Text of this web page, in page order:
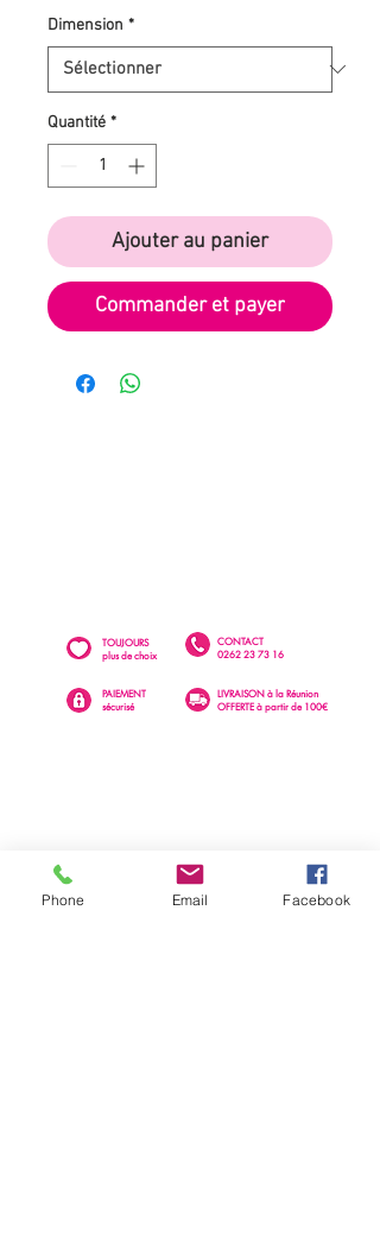
Dimension *
Quantité *
Ajouter au panier
Commander et payer
CONTACT
0262 23 73 16
TOUJOURS
plus de choix
PAIEMENT
sécurisé
LIVRAISON à la Réunion
OFFERTE à partir de 100€
Phone Email Facebook